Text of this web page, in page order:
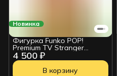
Новинка
4 500 ₽
Фигурка Funko POP!
Premium TV Stranger
Things Demogorgon (On
Fire) (Exc) (1831) 88400
В корзину